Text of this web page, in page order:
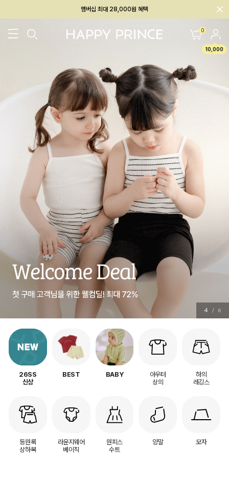
회원전용 아울렛, 가입하면 ~60% 할인!
0
10,000
5 / 6
26SS
신상
BEST BABY
아우터
상의
하의
레깅스
등원룩
상하복
라운지웨어
베이직
원피스
수트
양말 모자